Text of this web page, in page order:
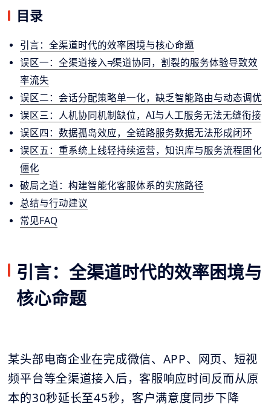
目录
引言：全渠道时代的效率困境与核心命题
误区一：全渠道接入≠渠道协同，割裂的服务体验导致效
率流失
误区二：会话分配策略单一化，缺乏智能路由与动态调优
误区三：人机协同机制缺位，AI与人工服务无法无缝衔接
误区四：数据孤岛效应，全链路服务数据无法形成闭环
误区五：重系统上线轻持续运营，知识库与服务流程固化
僵化
破局之道：构建智能化客服体系的实施路径
总结与行动建议
常见FAQ
引言：全渠道时代的效率困境与
核心命题
某头部电商企业在完成微信、APP、网页、短视
频平台等全渠道接入后，客服响应时间反而从原
本的30秒延长至45秒，客户满意度同步下降